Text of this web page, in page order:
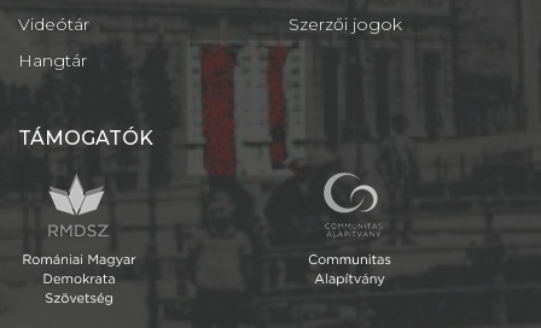
Videótár
Hangtár
Szerzői jogok
TÁMOGATÓK